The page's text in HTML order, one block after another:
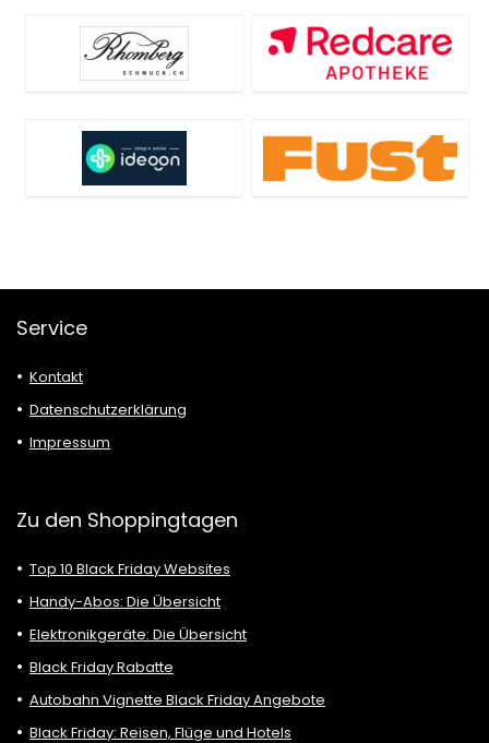
Service
Kontakt
Datenschutzerklärung
Impressum
Zu den Shoppingtagen
Top 10 Black Friday Websites
Handy-Abos: Die Übersicht
Elektronikgeräte: Die Übersicht
Black Friday Rabatte
Autobahn Vignette Black Friday Angebote
Black Friday: Reisen, Flüge und Hotels